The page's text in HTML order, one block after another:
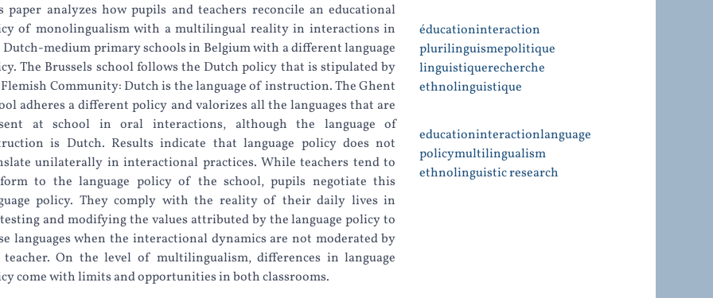
paper analyzes how pupils and teachers reconcile an educational
of monolingualism with a multilingual reality in interactions in
Dutch-medium primary schools in Belgium with a different language
The Brussels school follows the Dutch policy that is stipulated by
Community: Dutch is the language of instruction. The Ghent
adheres a different policy and valorizes all the languages that are
at school in oral interactions, although the language of
is Dutch. Results indicate that language policy does not
unilaterally in interactional practices. While teachers tend to
to the language policy of the school, pupils negotiate this
policy. They comply with the reality of their daily lives in
and modifying the values attributed by the language policy to
languages when the interactional dynamics are not moderated by
On the level of multilingualism, differences in language
come with limits and opportunities in both classrooms.
éducationinteraction
plurilinguismepolitique
linguistiquerecherche
ethnolinguistique
educationinteractionlanguage
policymultilingualism
ethnolinguistic research